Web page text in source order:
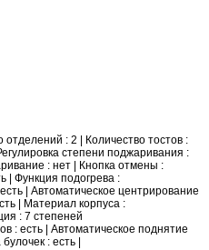
: 2 | Количество тостов :
степени поджаривания :
: нет | Кнопка отмены :
| Функция подогрева :
| Автоматическое центрирование
| Материал корпуса :
: 7 степеней
: есть | Автоматическое поднятие
: есть |